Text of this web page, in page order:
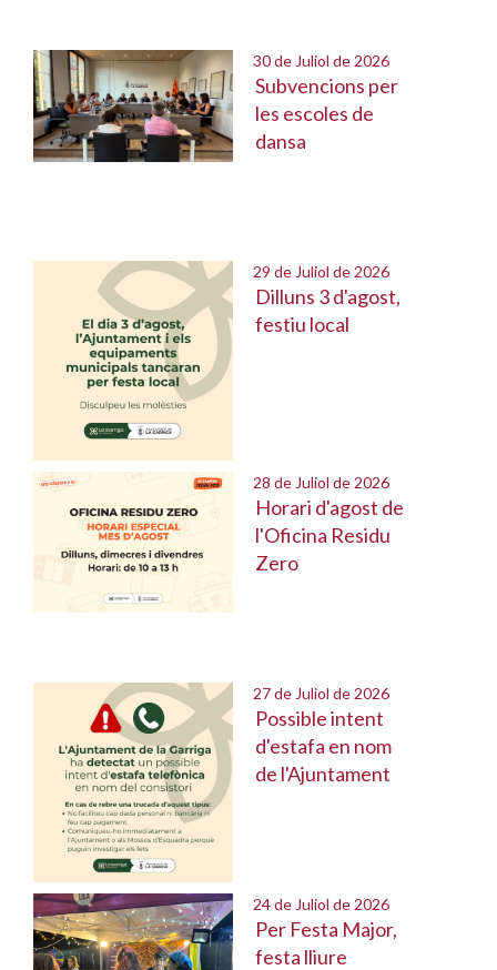
30 de Juliol de 2026
Subvencions per
les escoles de
dansa
29 de Juliol de 2026
Dilluns 3 d'agost,
festiu local
28 de Juliol de 2026
Horari d'agost de
l'Oficina Residu
Zero
27 de Juliol de 2026
Possible intent
d'estafa en nom
de l'Ajuntament
24 de Juliol de 2026
Per Festa Major,
festa lliure